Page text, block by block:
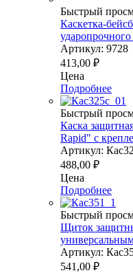
Быстрый
Каскетка-
ударопрочного
Артикул: 9728
413,00 ₽
Цена
Подробнее
Быстрый
Каска
Rapid" с
Артикул:
488,00 ₽
Цена
Подробнее
Быстрый
Щиток
Артикул:
541,00 ₽